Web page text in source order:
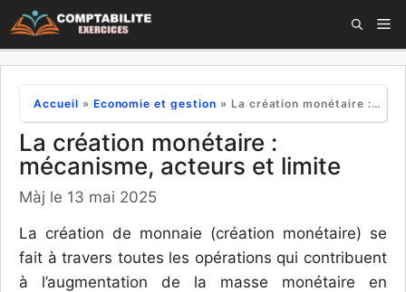
Aller
au
Accueil » Economie et gestion » La création monétaire : mécanisme, acteurs et limite
La création monétaire :
mécanisme, acteurs et limite
Màj le 13 mai 2025
La création de monnaie (création monétaire) se
fait à travers toutes les opérations qui contribuent
à l’augmentation de la masse monétaire en